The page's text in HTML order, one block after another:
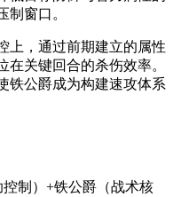
制窗口。
上，通过前期建立的属性
关键回合的杀伤效率。
铁公爵成为构建速攻体系
制）+铁公爵（战术核